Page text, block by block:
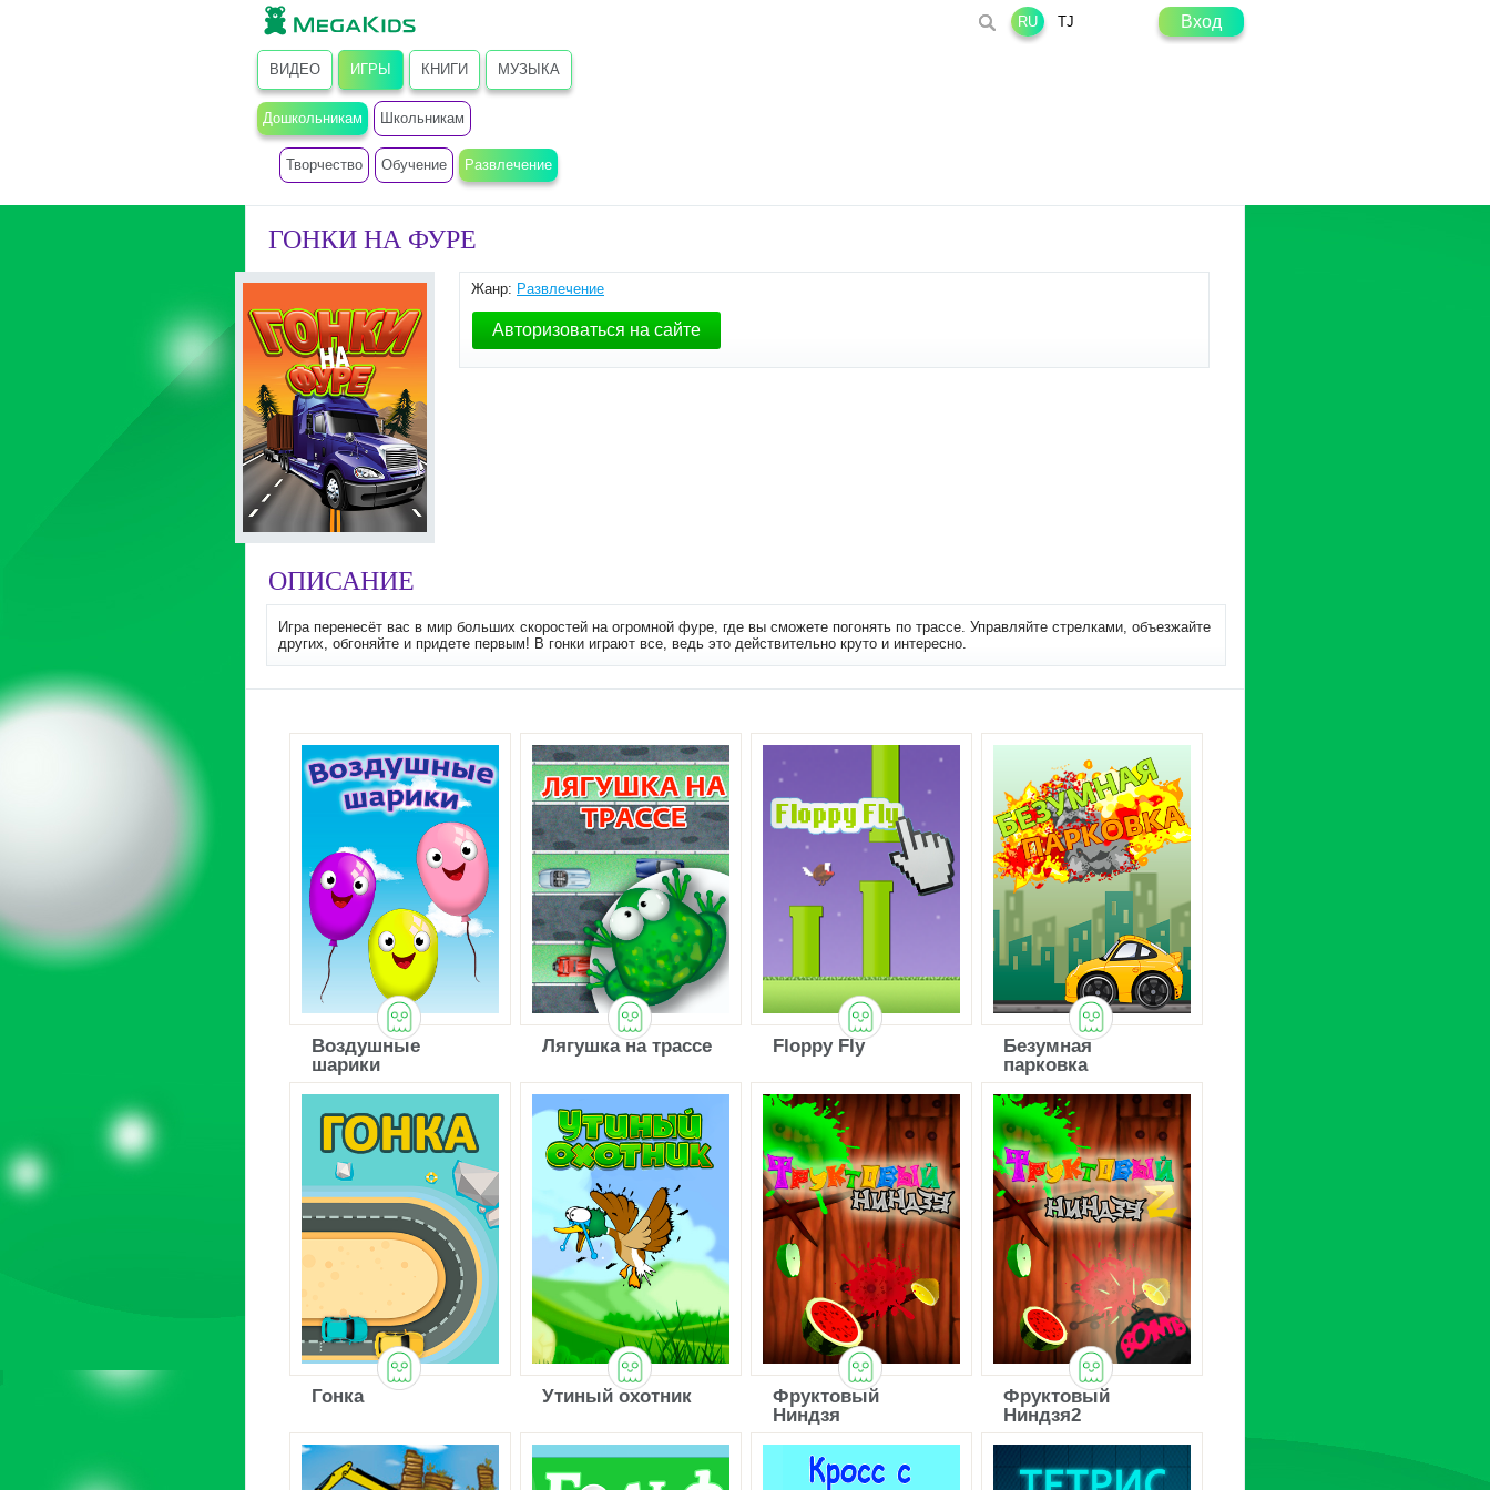
Вход
RU TJ
ВИДЕО ИГРЫ КНИГИ МУЗЫКА
Дошкольникам Школьникам
Творчество Обучение Развлечение
ГОНКИ НА ФУРЕ
Жанр: Развлечение
Авторизоваться на сайте
ОПИСАНИЕ
Игра перенесёт вас в мир больших скоростей на огромной фуре, где вы сможете погонять по трассе. Управляйте стрелками, объезжайте
других, обгоняйте и придете первым! В гонки играют все, ведь это действительно круто и интересно.
Воздушные
шарики
Лягушка на трассе Floppy Fly
Безумная
парковка
Гонка Утиный охотник
Фруктовый
Ниндзя
Фруктовый
Ниндзя2